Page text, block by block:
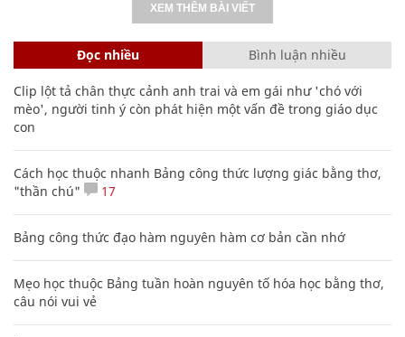
XEM THÊM BÀI VIẾT
Đọc nhiều Bình luận nhiều
Clip lột tả chân thực cảnh anh trai và em gái như 'chó với
mèo', người tinh ý còn phát hiện một vấn đề trong giáo dục
con
Cách học thuộc nhanh Bảng công thức lượng giác bằng thơ,
"thần chú"
17
Bảng công thức đạo hàm nguyên hàm cơ bản cần nhớ
Mẹo học thuộc Bảng tuần hoàn nguyên tố hóa học bằng thơ,
câu nói vui vẻ